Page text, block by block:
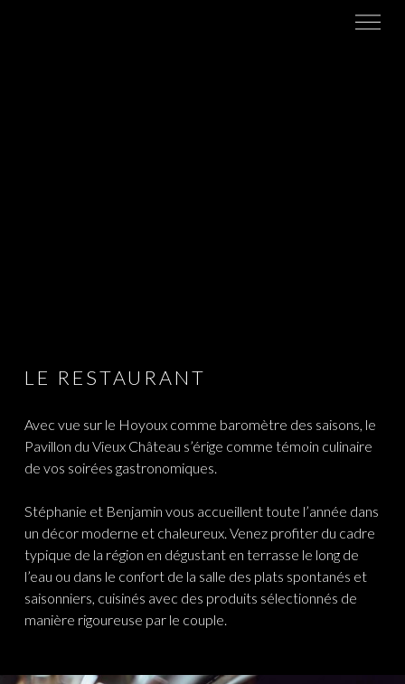
LE RESTAURANT
Avec vue sur le Hoyoux comme baromètre des saisons, le
Pavillon du Vieux Château s’érige comme témoin culinaire
de vos soirées gastronomiques.
Stéphanie et Benjamin vous accueillent toute l’année dans
un décor moderne et chaleureux. Venez profiter du cadre
typique de la région en dégustant en terrasse le long de
l’eau ou dans le confort de la salle des plats spontanés et
saisonniers, cuisinés avec des produits sélectionnés de
manière rigoureuse par le couple.